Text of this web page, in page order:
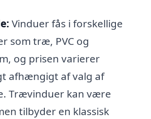
Vinduer fås i forskellige
som træ, PVC og
og prisen varierer
afhængigt af valg af
Trævinduer kan være
tilbyder en klassisk